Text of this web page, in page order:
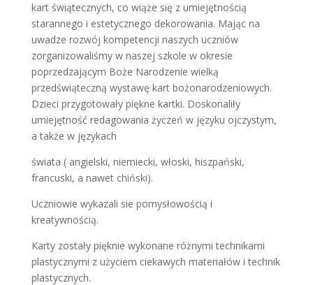
kart świątecznych, co wiąże się z umiejętnością
starannego i estetycznego dekorowania. Mając na
uwadze rozwój kompetencji naszych uczniów
zorganizowaliśmy w naszej szkole w okresie
poprzedzającym Boże Narodzenie wielką
przedświąteczną wystawę kart bożonarodzeniowych.
Dzieci przygotowały piękne kartki. Doskonaliły
umiejętność redagowania życzeń w języku ojczystym,
a także w językach
świata ( angielski, niemiecki, włoski, hiszpański,
francuski, a nawet chiński).
Uczniowie wykazali sie pomysłowością i
kreatywnością.
Karty zostały pięknie wykonane różnymi technikami
plastycznymi z użyciem ciekawych materiałów i technik
plastycznych.